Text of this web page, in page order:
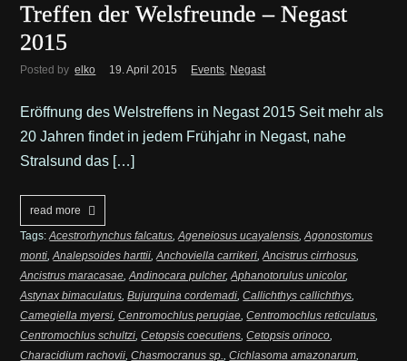
Treffen der Welsfreunde – Negast
2015
Posted by elko 19. April 2015 Events, Negast
Eröffnung des Welstreffens in Negast 2015 Seit mehr als
20 Jahren findet in jedem Frühjahr in Negast, nahe
Stralsund das […]
read more
Tags:Acestrorhynchus falcatus,Ageneiosus ucayalensis,Agonostomus
monti,Analepsoides harttii,Anchoviella carrikeri,Ancistrus cirrhosus,
Ancistrus maracasae,Andinocara pulcher,Aphanotorulus unicolor,
Astynax bimaculatus,Bujurquina cordemadi,Callichthys callichthys,
Camegiella myersi,Centromochlus perugiae,Centromochlus reticulatus,
Centromochlus schultzi,Cetopsis coecutiens,Cetopsis orinoco,
Characidium rachovii,Chasmocranus sp.,Cichlasoma amazonarum,